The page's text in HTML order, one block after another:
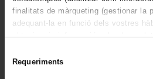
finalitats de màrqueting (gestionar la
adequant-la en funció dels vostres
obtenir més informació sobre les
Barcelona.
deRequeriments
Sistema de qualitat
Acte de graduació